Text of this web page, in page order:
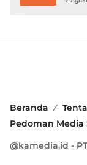
Beranda
Pedoman Media
@kamedia.id -